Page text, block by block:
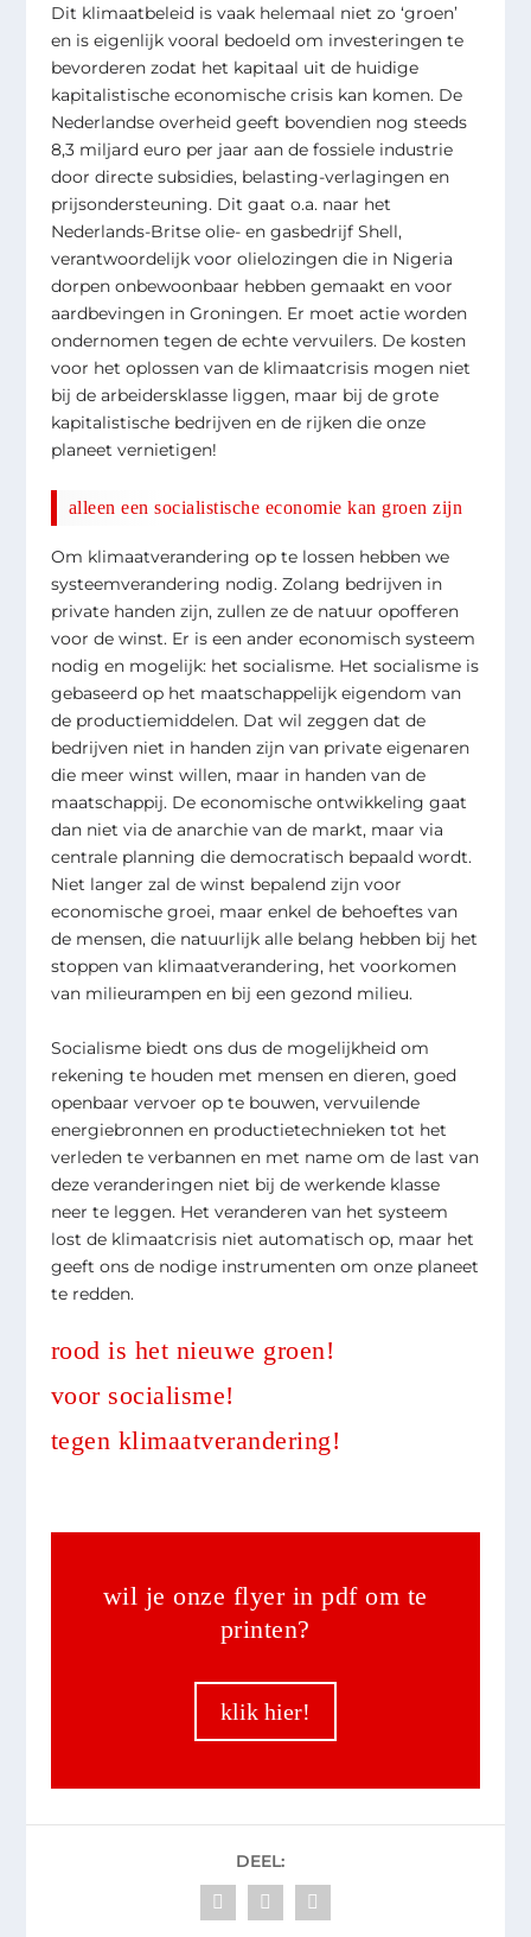
Dit klimaatbeleid is vaak helemaal niet zo ‘groen’
en is eigenlijk vooral bedoeld om investeringen te
bevorderen zodat het kapitaal uit de huidige
kapitalistische economische crisis kan komen. De
Nederlandse overheid geeft bovendien nog steeds
8,3 miljard euro per jaar aan de fossiele industrie
door directe subsidies, belasting-verlagingen en
prijsondersteuning. Dit gaat o.a. naar het
Nederlands-Britse olie- en gasbedrijf Shell,
verantwoordelijk voor olielozingen die in Nigeria
dorpen onbewoonbaar hebben gemaakt en voor
aardbevingen in Groningen. Er moet actie worden
ondernomen tegen de echte vervuilers. De kosten
voor het oplossen van de klimaatcrisis mogen niet
bij de arbeidersklasse liggen, maar bij de grote
kapitalistische bedrijven en de rijken die onze
planeet vernietigen!
alleen een socialistische economie kan groen zijn
Om klimaatverandering op te lossen hebben we
systeemverandering nodig. Zolang bedrijven in
private handen zijn, zullen ze de natuur opofferen
voor de winst. Er is een ander economisch systeem
nodig en mogelijk: het socialisme. Het socialisme is
gebaseerd op het maatschappelijk eigendom van
de productiemiddelen. Dat wil zeggen dat de
bedrijven niet in handen zijn van private eigenaren
die meer winst willen, maar in handen van de
maatschappij. De economische ontwikkeling gaat
dan niet via de anarchie van de markt, maar via
centrale planning die democratisch bepaald wordt.
Niet langer zal de winst bepalend zijn voor
economische groei, maar enkel de behoeftes van
de mensen, die natuurlijk alle belang hebben bij het
stoppen van klimaatverandering, het voorkomen
van milieurampen en bij een gezond milieu.
Socialisme biedt ons dus de mogelijkheid om
rekening te houden met mensen en dieren, goed
openbaar vervoer op te bouwen, vervuilende
energiebronnen en productietechnieken tot het
verleden te verbannen en met name om de last van
deze veranderingen niet bij de werkende klasse
neer te leggen. Het veranderen van het systeem
lost de klimaatcrisis niet automatisch op, maar het
geeft ons de nodige instrumenten om onze planeet
te redden.
rood is het nieuwe groen!
voor socialisme!
tegen klimaatverandering!
wil je onze flyer in pdf om te
printen?
klik hier!
DEEL: